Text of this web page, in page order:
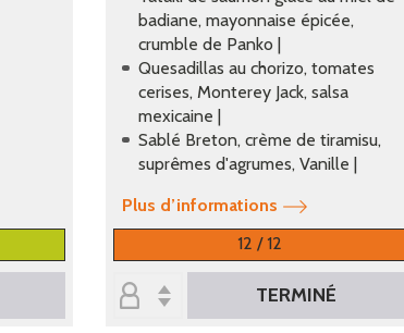
badiane, mayonnaise épicée,
crumble de Panko |
Quesadillas au chorizo, tomates
cerises, Monterey Jack, salsa
mexicaine |
Sablé Breton, crème de tiramisu,
suprêmes d'agrumes, Vanille |
Plus d’informations
12 / 12
TERMINÉ